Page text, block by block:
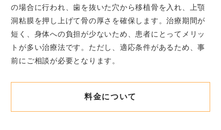
の場合に行われ、歯を抜いた穴から移植骨を入れ、上顎
洞粘膜を押し上げて骨の厚さを確保します。治療期間が
短く、身体への負担が少ないため、患者にとってメリッ
トが多い治療法です。ただし、適応条件があるため、事
前にご相談が必要となります。
料金について